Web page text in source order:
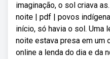
imaginação, o sol criava
noite | pdf | povos
início, só havia o sol. Uma
noite estava presa em um
online a lenda do dia e da